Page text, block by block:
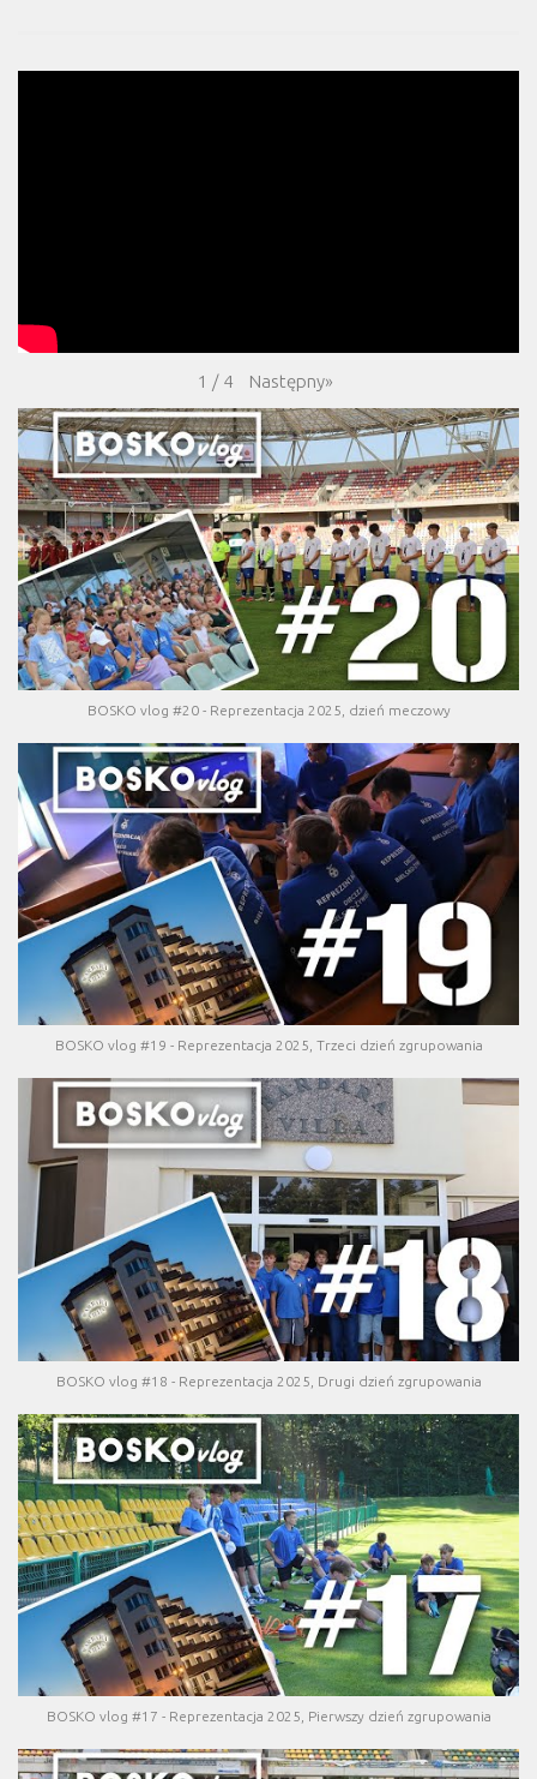
1 / 4 Następny»
BOSKO vlog #20 - Reprezentacja 2025, dzień meczowy
BOSKO vlog #19 - Reprezentacja 2025, Trzeci dzień zgrupowania
BOSKO vlog #18 - Reprezentacja 2025, Drugi dzień zgrupowania
BOSKO vlog #17 - Reprezentacja 2025, Pierwszy dzień zgrupowania